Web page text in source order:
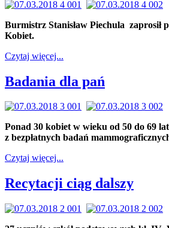
Burmistrz Stanisław Piechula zaprosił
Kobiet.
Czytaj więcej...
Badania dla pań
Ponad 30 kobiet w wieku od 50 do 69
z bezpłatnych badań
Czytaj więcej...
Recytacji ciąg dalszy